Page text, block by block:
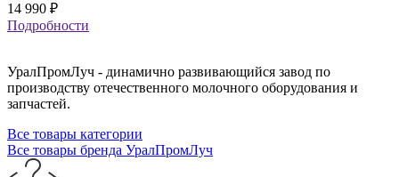
14 990 ₽
Подробности
УралПромЛуч - динамично развивающийся завод по
производству отечественного молочного оборудования и
запчастей.
Все товары категории
Все товары бренда УралПромЛуч